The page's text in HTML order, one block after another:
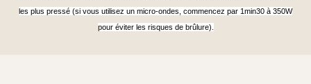
les plus pressé (si vous utilisez un micro-ondes, commencez par 1min30 à 350W
pour éviter les risques de brûlure).